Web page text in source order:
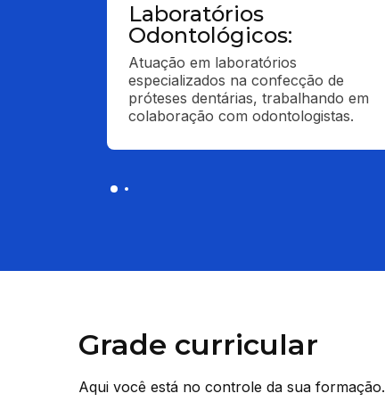
Laboratórios
Odontológicos:
Atuação em laboratórios
especializados na confecção de
próteses dentárias, trabalhando em
colaboração com odontologistas.
Grade curricular
Aqui você está no controle da sua formação.